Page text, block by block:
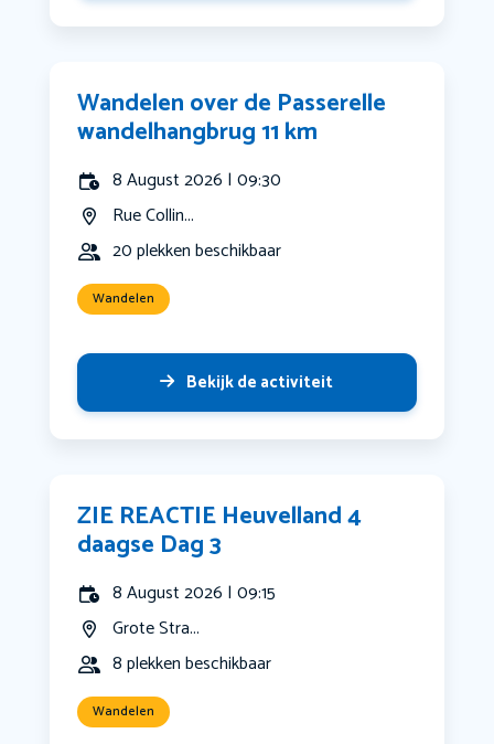
Wandelen over de Passerelle
wandelhangbrug 11 km
8 August 2026 | 09:30
Rue Collin...
20 plekken beschikbaar
Wandelen
Bekijk de activiteit
ZIE REACTIE Heuvelland 4
daagse Dag 3
8 August 2026 | 09:15
Grote Stra...
8 plekken beschikbaar
Wandelen